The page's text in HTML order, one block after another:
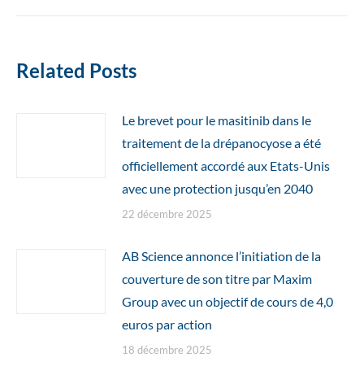
Related Posts
Le brevet pour le masitinib dans le
traitement de la drépanocyose a été
officiellement accordé aux Etats-Unis
avec une protection jusqu’en 2040
22 décembre 2025
AB Science annonce l’initiation de la
couverture de son titre par Maxim
Group avec un objectif de cours de 4,0
euros par action
18 décembre 2025